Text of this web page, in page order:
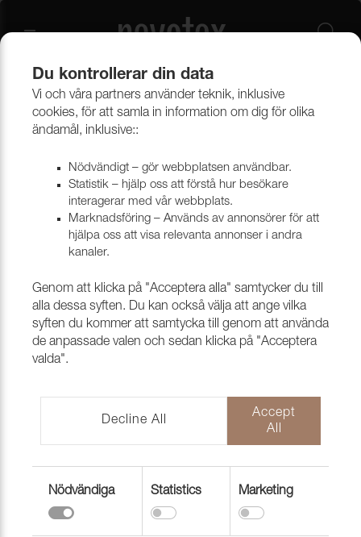
Outlet Möbeltyger
Tyg Poodle Blush
1028105
Du kontrollerar din data
Vi och våra partners använder teknik, inklusive
cookies, för att samla in information om dig för olika
ändamål, inklusive::
Nödvändigt – gör webbplatsen användbar.
Statistik – hjälp oss att förstå hur besökare
interagerar med vår webbplats.
Marknadsföring – Används av annonsörer för att
hjälpa oss att visa relevanta annonser i andra
kanaler.
Genom att klicka på "Acceptera alla" samtycker du till
alla dessa syften. Du kan också välja att ange vilka
syften du kommer att samtycka till genom att använda
de anpassade valen och sedan klicka på "Acceptera
valda".
Decline All
Accept
All
Nödvändiga Statistics Marketing